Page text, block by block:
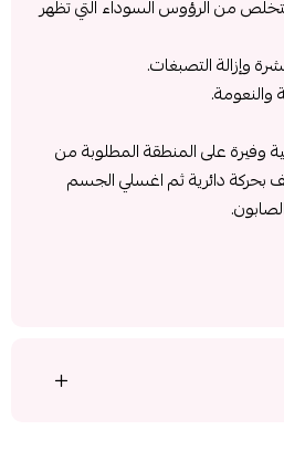
من الرؤوس السوداء التي تظهر
وإزالة التصبغات.
والنعومة.
وفيرة على المنطقة المطلوبة من
بحركة دائرية ثم اغسلي الجسم